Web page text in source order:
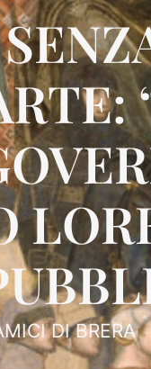
DI BRERA